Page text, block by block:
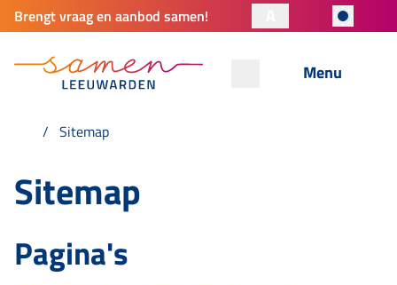
Brengt vraag en aanbod samen!
Menu
Sitemap
Sitemap
Pagina's